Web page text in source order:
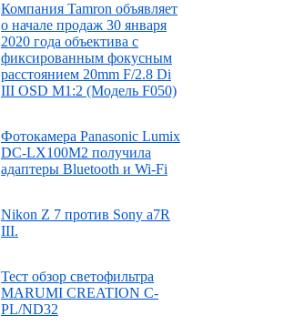
Компания Tamron объявляет
о начале продаж 30 января
2020 года объектива с
фиксированным фокусным
расстоянием 20mm F/2.8 Di
III OSD M1:2 (Модель F050)
Фотокамера Panasonic Lumix
DC-LX100M2 получила
адаптеры Bluetooth и Wi-Fi
Nikon Z 7 против Sony a7R
III.
Тест обзор светофильтра
MARUMI CREATION C-
PL/ND32